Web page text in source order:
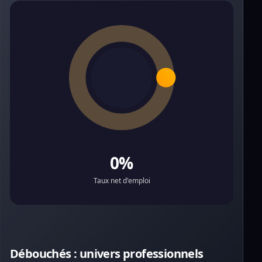
0%
Taux net d'emploi
Débouchés : univers professionnels